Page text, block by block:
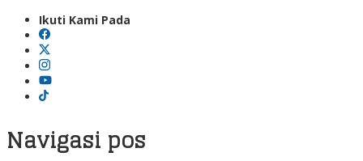
Ikuti Kami Pada
Navigasi pos